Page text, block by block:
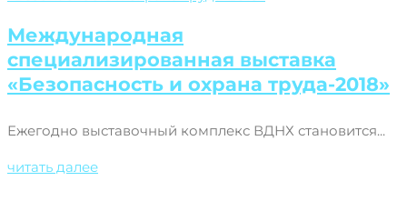
Международная
специализированная выставка
«Безопасность и охрана труда-2018»
Ежегодно выставочный комплекс ВДНХ становится...
читать далее